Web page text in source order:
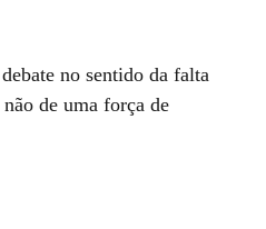
no sentido da falta
de uma força de